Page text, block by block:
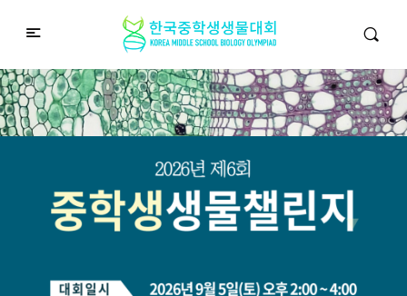
중학생생물챌린지
Middle School Korea Biology Olympiad